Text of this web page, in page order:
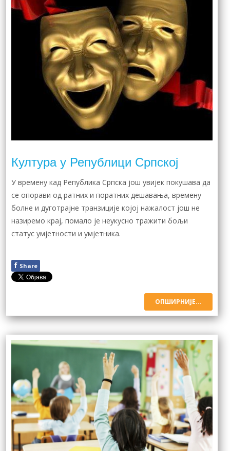
Култура у Републици Српској
У времену кад Република Српска још увијек покушава да
се опорави од ратних и поратних дешавања, времену
болне и дуготрајне транзиције којој нажалост још не
назиремо крај, помало је неукусно тражити бољи
статус умјетности и умјетника.
f Share
ОПШИРНИЈЕ...